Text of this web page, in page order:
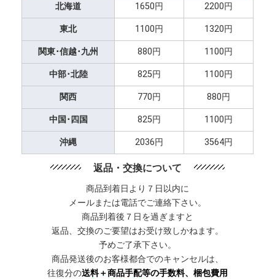
北海道 1650円 2200円
東北 1100円 1320円
関東･信越･九州 880円 1100円
中部･北陸 825円 1100円
関西 770円 880円
中国･四国 825円 1100円
沖縄 2036円 3564円
返品・交換について
商品到着日より７日以内に
メールまたは電話でご連絡下さい。
商品到着後７日を過ぎますと
返品、交換のご要望はお受け致しかねます。
予めご了承下さい。
商品発送後のお客様都合でのキャンセルは、
往復分の送料＋商品手配等の手数料、梱包費用